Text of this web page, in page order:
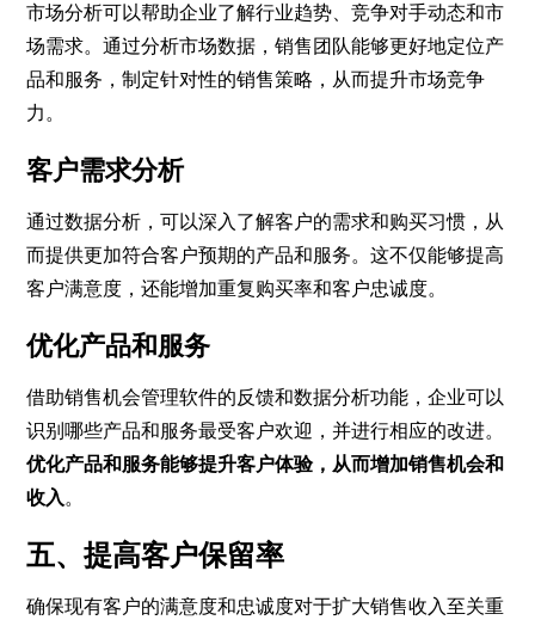
市场分析可以帮助企业了解行业趋势、竞争对手动态和市
场需求。通过分析市场数据，销售团队能够更好地定位产
品和服务，制定针对性的销售策略，从而提升市场竞争
力。
客户需求分析
通过数据分析，可以深入了解客户的需求和购买习惯，从
而提供更加符合客户预期的产品和服务。这不仅能够提高
客户满意度，还能增加重复购买率和客户忠诚度。
优化产品和服务
借助销售机会管理软件的反馈和数据分析功能，企业可以
识别哪些产品和服务最受客户欢迎，并进行相应的改进。
优化产品和服务能够提升客户体验，从而增加销售机会和
收入。
五、提高客户保留率
确保现有客户的满意度和忠诚度对于扩大销售收入至关重